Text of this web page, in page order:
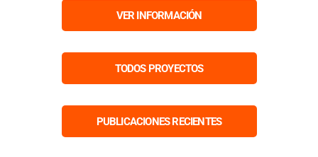
VER INFORMACIÓN
TODOS PROYECTOS
PUBLICACIONES RECIENTES